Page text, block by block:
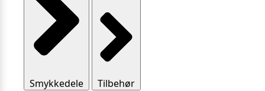
Smykkedele Tilbehør